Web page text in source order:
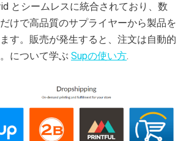
とシームレスに統合されており、数
けで高品質のサプライヤーから製品を
す。販売が発生すると、注文は自動的
について学ぶ Supの使い方.